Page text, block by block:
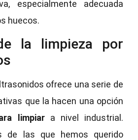
especialmente adecuada
huecos.
la limpieza por
ofrece una serie de
que la hacen una opción
limpiara nivel industrial.
de las que hemos querido